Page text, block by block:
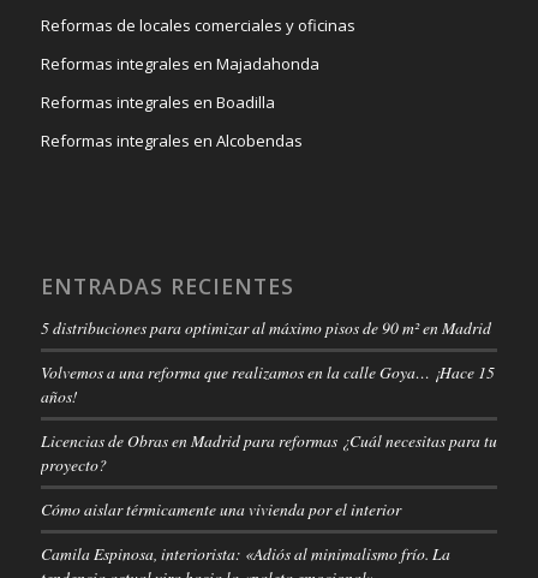
Reformas de locales comerciales y oficinas
Reformas integrales en Majadahonda
Reformas integrales en Boadilla
Reformas integrales en Alcobendas
ENTRADAS RECIENTES
5 distribuciones para optimizar al máximo pisos de 90 m² en Madrid
Volvemos a una reforma que realizamos en la calle Goya… ¡Hace 15
años!
Licencias de Obras en Madrid para reformas ¿Cuál necesitas para tu
proyecto?
Cómo aislar térmicamente una vivienda por el interior
Camila Espinosa, interiorista: «Adiós al minimalismo frío. La